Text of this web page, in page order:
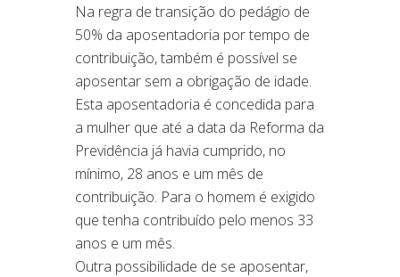
Na regra de transição do pedágio de
50% da aposentadoria por tempo de
contribuição, também é possível se
aposentar sem a obrigação de idade.
Esta aposentadoria é concedida para
a mulher que até a data da Reforma da
Previdência já havia cumprido, no
mínimo, 28 anos e um mês de
contribuição. Para o homem é exigido
que tenha contribuído pelo menos 33
anos e um mês.
Outra possibilidade de se aposentar,